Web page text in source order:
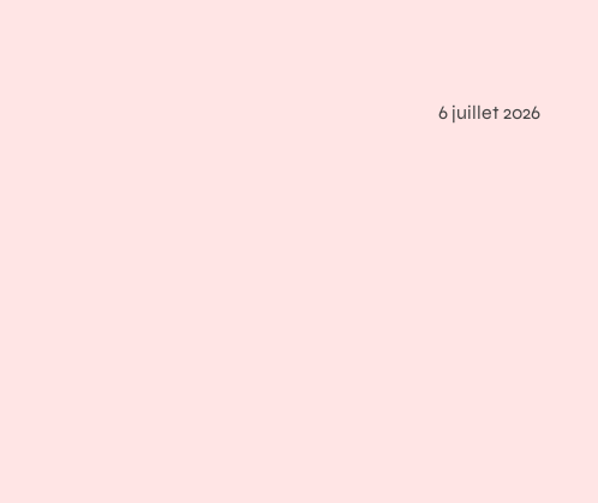
6 juillet 2026